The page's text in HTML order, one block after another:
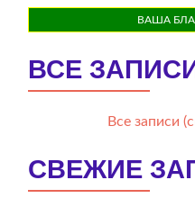
ВАША
ВСЕ
Все записи
СВЕЖИЕ